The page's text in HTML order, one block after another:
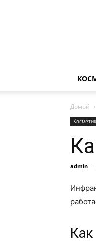
Домой
admin -